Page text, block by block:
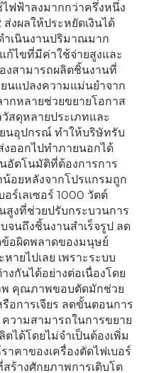
ฟฟ้าลงมากกว่าครึ่งหนึ่ง
ส่งผลให้ประหยัดเงินได้
เนินงานปริมาณมาก
ไขที่มีค่าใช้จ่ายสูงและ
องสามารถผลิตชิ้นงานที่
นแปลงความแม่นยำจาก
กหลายช่วยขยายโอกาส
สดุหลายประเภทและ
นอุปกรณ์ ทำให้บริษัทรับ
งออกไปทำภายนอกได้
อัตโนมัติที่ต้องการการ
น้อยหลังจากโปรแกรมถูก
ร์เลเซอร์ 1000 วัตต์
งที่ช่วยปรับกระบวนการ
จนถึงชิ้นงานสำเร็จรูป ลด
ข้อผิดพลาดของมนุษย์
ายไปเลย เพราะระบบ
กันได้อย่างต่อเนื่องโดย
พ คุณภาพขอบตัดมักช่วย
อการเจียร ลดขั้นตอนการ
วามสามารถในการขยาย
ได้โดยไม่จำเป็นต้องเพิ่ม
คาของเครื่องตัดไฟเบอร์
ร้างศักยภาพการเติบโต